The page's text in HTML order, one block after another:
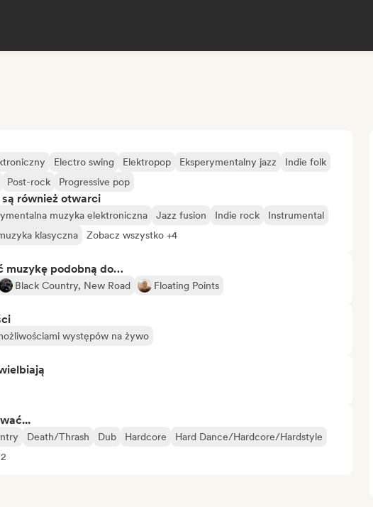
Electro swing Elektropop Eksperymentalny jazz
Indie folk
Post-rock Progressive pop
również otwarci
muzyka elektroniczna Jazz fusion Indie rock
Instrumental
klasyczna
Zobacz wszystko +4
muzykę podobną do…
Black Country, New Road Floating Points
występów na żywo
Death/Thrash Dub Hardcore
Hard Dance/Hardcore/Hardstyle